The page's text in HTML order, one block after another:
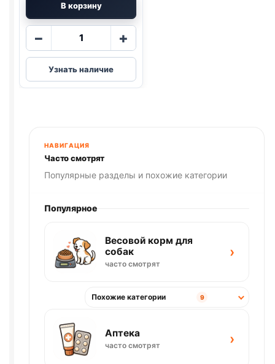
В корзину
−
Количество
Blitz
(ЯГНЕНОК,
ИНДЕЙКА)
+
Узнать наличие
НАВИГАЦИЯ
Часто смотрят
Популярные разделы и похожие категории
Популярное
Весовой корм для
собак
часто смотрят
›
Похожие категории 9
Аптека
часто смотрят ›